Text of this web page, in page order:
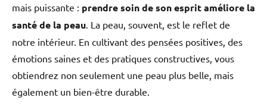
mais puissante : prendre soin de son esprit améliore la
santé de la peau . La peau, souvent, est le reflet de
notre intérieur. En cultivant des pensées positives, des
émotions saines et des pratiques constructives, vous
obtiendrez non seulement une peau plus belle, mais
également un bien-être durable.